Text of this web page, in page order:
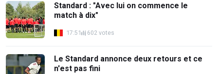
Standard : "Avec lui on commence le
match à dix"
17:51 602 votes
Le Standard annonce deux retours et ce
n'est pas fini